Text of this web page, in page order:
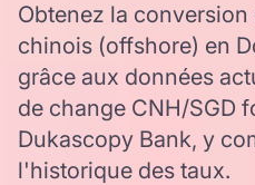
Obtenez la
chinois (offshore) en
grâce aux données
de change CNH/SGD
Dukascopy Bank, y
l'historique des taux.